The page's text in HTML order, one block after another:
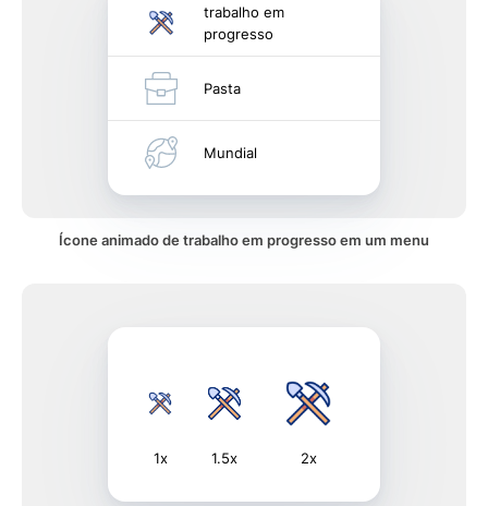
trabalho em
progresso
Pasta
Mundial
Ícone animado de trabalho em progresso em um menu
1x 1.5x 2x